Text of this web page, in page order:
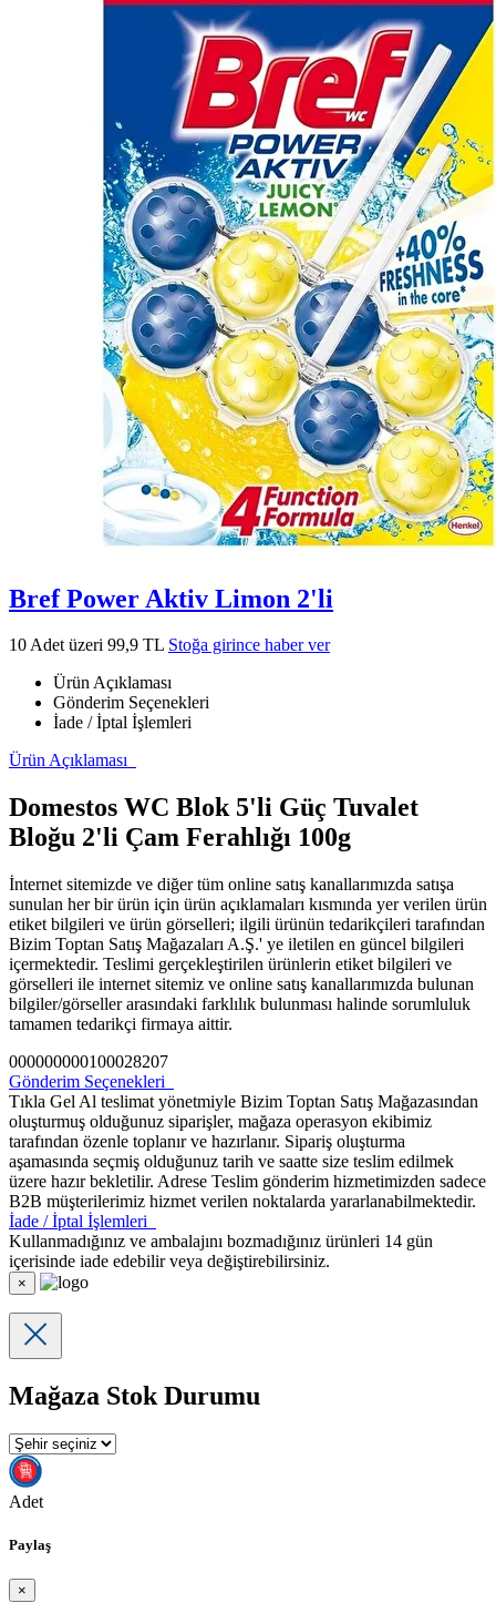
Bref Power Aktiv Limon 2'li
10 Adet üzeri 99,9 TL Stoğa girince haber ver
Ürün Açıklaması
Gönderim Seçenekleri
İade / İptal İşlemleri
Ürün Açıklaması
Domestos WC Blok 5'li Güç Tuvalet
Bloğu 2'li Çam Ferahlığı 100g
İnternet sitemizde ve diğer tüm online satış kanallarımızda satışa
sunulan her bir ürün için ürün açıklamaları kısmında yer verilen ürün
etiket bilgileri ve ürün görselleri; ilgili ürünün tedarikçileri tarafından
Bizim Toptan Satış Mağazaları A.Ş.' ye iletilen en güncel bilgileri
içermektedir. Teslimi gerçekleştirilen ürünlerin etiket bilgileri ve
görselleri ile internet sitemiz ve online satış kanallarımızda bulunan
bilgiler/görseller arasındaki farklılık bulunması halinde sorumluluk
tamamen tedarikçi firmaya aittir.
000000000100028207
Gönderim Seçenekleri
Tıkla Gel Al teslimat yönetmiyle Bizim Toptan Satış Mağazasından
oluşturmuş olduğunuz siparişler, mağaza operasyon ekibimiz
tarafından özenle toplanır ve hazırlanır. Sipariş oluşturma
aşamasında seçmiş olduğunuz tarih ve saatte size teslim edilmek
üzere hazır bekletilir. Adrese Teslim gönderim hizmetimizden sadece
B2B müşterilerimiz hizmet verilen noktalarda yararlanabilmektedir.
İade / İptal İşlemleri
Kullanmadığınız ve ambalajını bozmadığınız ürünleri 14 gün
içerisinde iade edebilir veya değiştirebilirsiniz.
×
Mağaza Stok Durumu
Adet
Paylaş
×